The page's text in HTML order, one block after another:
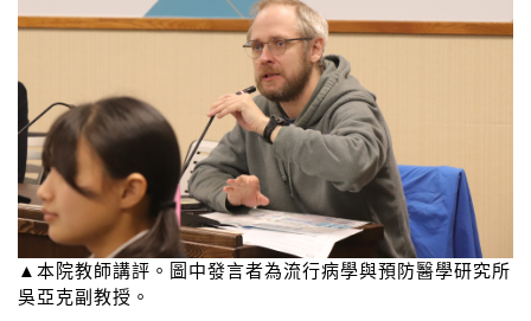
▲本院教師講評。圖中發言者為流行病學與預防醫學研究所
吳亞克副教授。